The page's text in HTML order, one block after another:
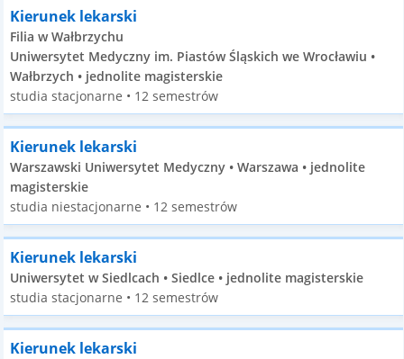
Kierunek lekarski
Filia w Wałbrzychu
Uniwersytet Medyczny im. Piastów Śląskich we Wrocławiu •
Wałbrzych • jednolite magisterskie
studia stacjonarne • 12 semestrów
Kierunek lekarski
Warszawski Uniwersytet Medyczny • Warszawa • jednolite
magisterskie
studia niestacjonarne • 12 semestrów
Kierunek lekarski
Uniwersytet w Siedlcach • Siedlce • jednolite magisterskie
studia stacjonarne • 12 semestrów
Kierunek lekarski